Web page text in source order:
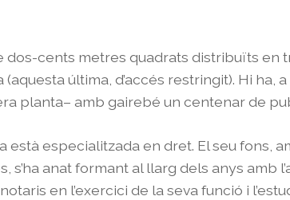
cents metres quadrats distribuïts en
última, d’accés restringit). Hi ha,
planta– amb gairebé un centenar de
està especialitzada en dret. El seu fons,
anat formant al llarg dels anys amb
en l’exercici de la seva funció i